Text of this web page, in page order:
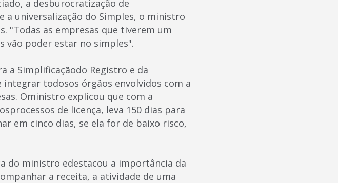
a desburocratização de
universalização do Simples, o ministro
"Todas as empresas que tiverem um
vão poder estar no simples".
a Simplificaçãodo Registro e da
integrar todosos órgãos envolvidos com a
Oministro explicou que com a
de licença, leva 150 dias para
em cinco dias, se ela for de baixo risco,
do ministro edestacou a importância da
a receita, a atividade de uma